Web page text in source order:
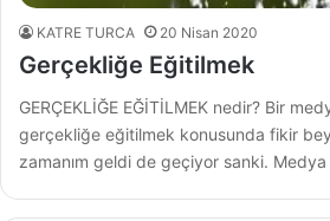
KATRE TURCA 20 Nisan 2020
Gerçekliğe Eğitilmek
GERÇEKLİĞE EĞİTİLMEK nedir? Bir
gerçekliğe eğitilmek konusunda fikir
zamanım geldi de geçiyor sanki.